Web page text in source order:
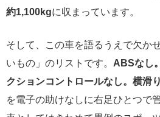
約1,100kgに収まっています。
そして、この車を語るうえで欠か
いもの」のリストです。 ABSなし
クションコントロールなし。横滑
を電子の助けなしに右足ひとつで